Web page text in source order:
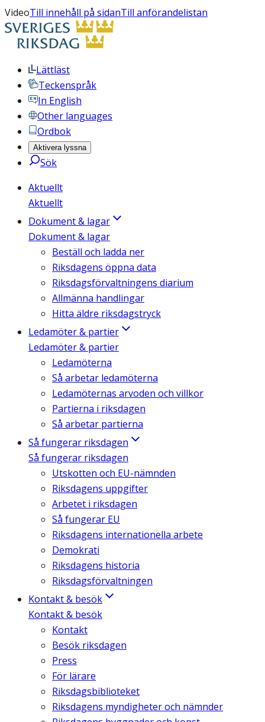
VideoTill innehåll på sidanTill anförandelistan
Lättläst
Teckenspråk
In English
Other languages
Ordbok
Aktivera lyssna
Sök
Aktuellt
Aktuellt
Dokument & lagar
Dokument & lagar
Beställ och ladda ner
Riksdagens öppna data
Riksdagsförvaltningens diarium
Allmänna handlingar
Hitta äldre riksdagstryck
Ledamöter & partier
Ledamöter & partier
Ledamöterna
Så arbetar ledamöterna
Ledamöternas arvoden och villkor
Partierna i riksdagen
Så arbetar partierna
Så fungerar riksdagen
Så fungerar riksdagen
Utskotten och EU-nämnden
Riksdagens uppgifter
Arbetet i riksdagen
Så fungerar EU
Riksdagens internationella arbete
Demokrati
Riksdagens historia
Riksdagsförvaltningen
Kontakt & besök
Kontakt & besök
Kontakt
Besök riksdagen
Press
För lärare
Riksdagsbiblioteket
Riksdagens myndigheter och nämnder